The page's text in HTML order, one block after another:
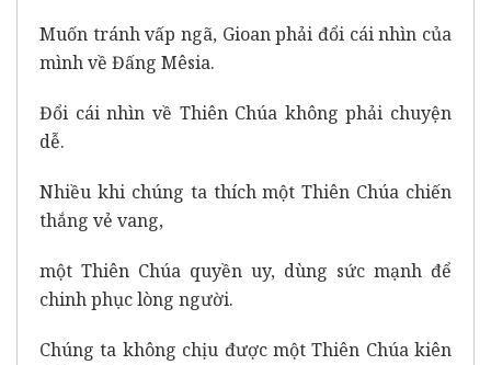
Muốn tránh vấp ngã, Gioan phải đổi cái nhìn của
mình về Đấng Mêsia.
Đổi cái nhìn về Thiên Chúa không phải chuyện
dễ.
Nhiều khi chúng ta thích một Thiên Chúa chiến
thắng vẻ vang,
một Thiên Chúa quyền uy, dùng sức mạnh để
chinh phục lòng người.
Chúng ta không chịu được một Thiên Chúa kiên